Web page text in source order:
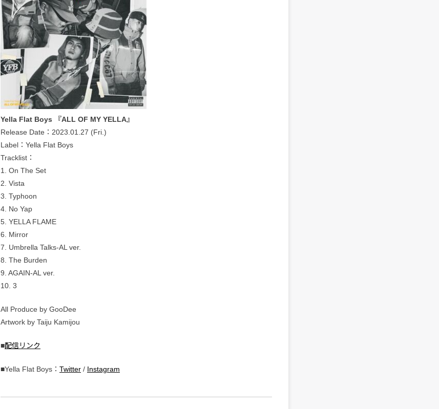
Yella Flat Boys 『ALL OF MY YELLA』
Release Date：2023.01.27 (Fri.)
Label：Yella Flat Boys
Tracklist：
1. On The Set
2. Vista
3. Typhoon
4. No Yap
5. YELLA FLAME
6. Mirror
7. Umbrella Talks-AL ver.
8. The Burden
9. AGAIN-AL ver.
10. 3
All Produce by GooDee
Artwork by Taiju Kamijou
■配信リンク
■Yella Flat Boys： Twitter / Instagram